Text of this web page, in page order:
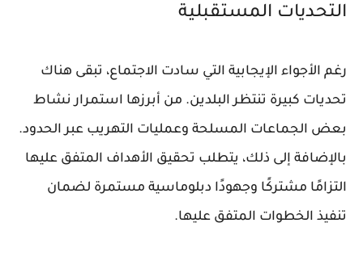
التحديات المستقبلية
رغم الأجواء الإيجابية التي سادت الاجتماع، تبقى هناك
تحديات كبيرة تنتظر البلدين. من أبرزها استمرار نشاط
بعض الجماعات المسلحة وعمليات التهريب عبر الحدود.
بالإضافة إلى ذلك، يتطلب تحقيق الأهداف المتفق عليها
التزامًا مشتركًا وجهودًا دبلوماسية مستمرة لضمان
تنفيذ الخطوات المتفق عليها.